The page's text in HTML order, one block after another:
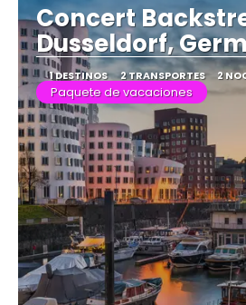
Concert
Dusseldorf,
1 DESTINOS 2 TRANSPORTES 2
Paquete de vacaciones